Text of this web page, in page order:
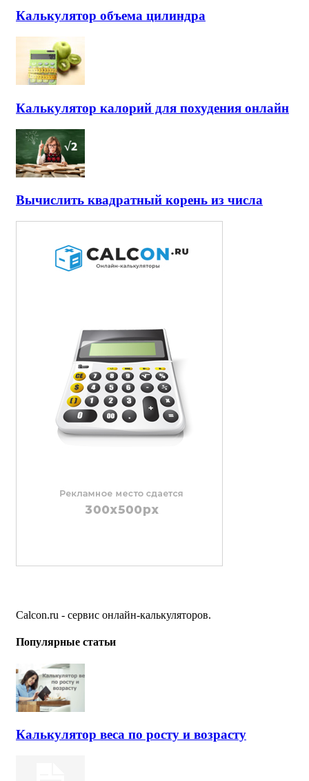
Калькулятор объема цилиндра
Калькулятор калорий для похудения онлайн
Вычислить квадратный корень из числа
Calcon.ru - сервис онлайн-калькуляторов.
Популярные статьи
Калькулятор веса по росту и возрасту